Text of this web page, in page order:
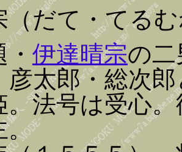
（だて・てる
伊達晴宗の二
彦太郎・総次
。法号は受心
。